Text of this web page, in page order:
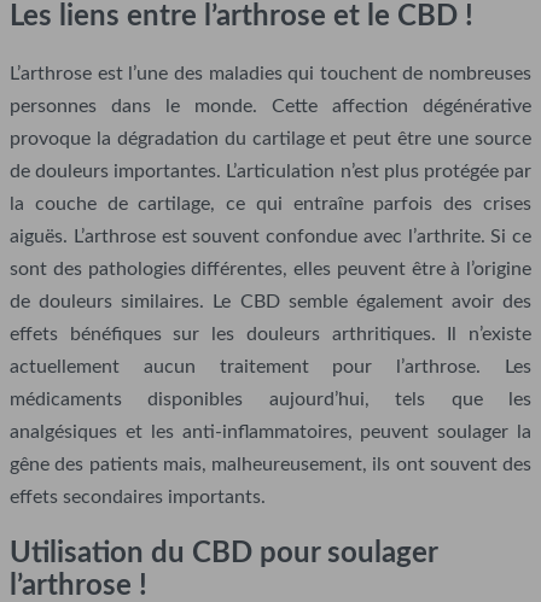
Les liens entre l’arthrose et le CBD !
L’arthrose est l’une des maladies qui touchent de nombreuses
personnes dans le monde. Cette affection dégénérative
provoque la dégradation du cartilage et peut être une source
de douleurs importantes. L’articulation n’est plus protégée par
la couche de cartilage, ce qui entraîne parfois des crises
aiguës. L’arthrose est souvent confondue avec l’arthrite. Si ce
sont des pathologies différentes, elles peuvent être à l’origine
de douleurs similaires. Le CBD semble également avoir des
effets bénéfiques sur les douleurs arthritiques. Il n’existe
actuellement aucun traitement pour l’arthrose. Les
médicaments disponibles aujourd’hui, tels que les
analgésiques et les anti-inflammatoires, peuvent soulager la
gêne des patients mais, malheureusement, ils ont souvent des
effets secondaires importants.
Utilisation du CBD pour soulager
l’arthrose !